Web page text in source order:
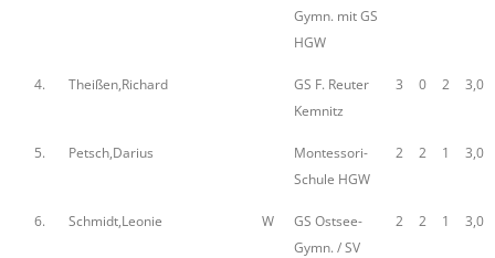
Gymn. mit GS
HGW
4. Theißen,Richard
GS F. Reuter
Kemnitz
3 0 2 3,0
5. Petsch,Darius
Montessori-
Schule HGW
2 2 1 3,0
6. Schmidt,Leonie W
GS Ostsee-
Gymn. / SV
2 2 1 3,0